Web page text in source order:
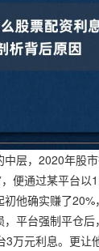
层，2020年股
便通过某平台以
他确实赚了
平台强制平仓
万元利息。更让